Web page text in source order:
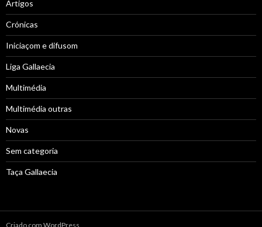
Artigos
Crónicas
Iniciaçom e difusom
Liga Gallaecia
Multimédia
Multimédia outras
Novas
Sem categoria
Taça Gallaecia
Criado com WordPress